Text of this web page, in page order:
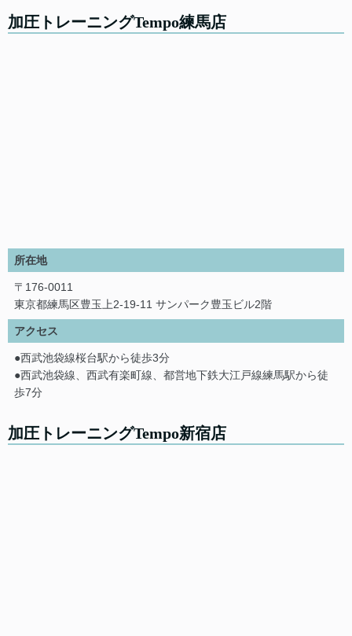
加圧トレーニングTempo練馬店
所在地
〒176-0011
東京都練馬区豊玉上2-19-11 サンパーク豊玉ビル2階
アクセス
●西武池袋線桜台駅から徒歩3分
●西武池袋線、西武有楽町線、都営地下鉄大江戸線練馬駅から徒
歩7分
加圧トレーニングTempo新宿店